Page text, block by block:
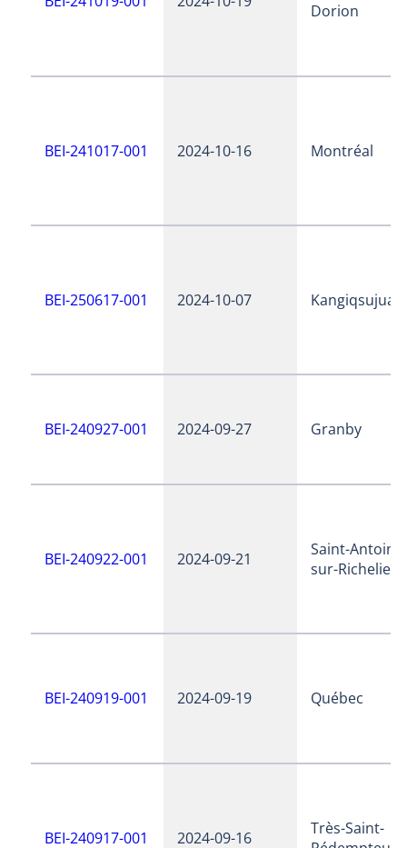
Dorion
BEI-241017-001 2024-10-16 Montréal
BEI-250617-001 2024-10-07 Kangiqsujuaq
BEI-240927-001 2024-09-27 Granby
BEI-240922-001 2024-09-21
Saint-
sur-Richelieu
BEI-240919-001 2024-09-19 Québec
BEI-240917-001 2024-09-16
Très-Saint-